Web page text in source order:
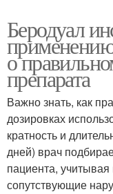
Беродуал
о
препарата
Важно знать, как
дозировках
кратность и
дней) врач
пациента,
сопутствующие